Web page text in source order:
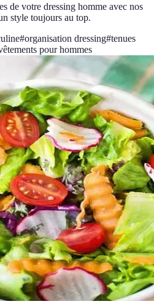
de votre dressing homme avec nos
style toujours au top.
#organisation dressing#tenues
pour hommes